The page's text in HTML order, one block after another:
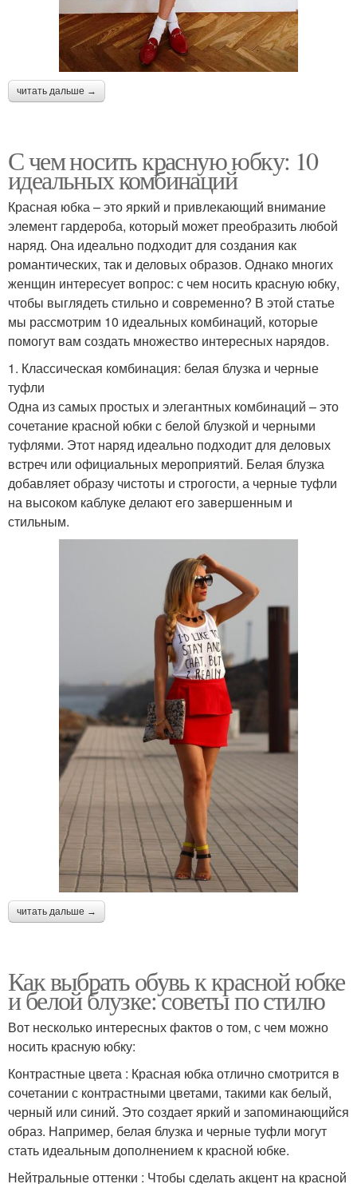
читать дальше →
С чем носить красную юбку: 10
идеальных комбинаций
Красная юбка – это яркий и привлекающий внимание
элемент гардероба, который может преобразить любой
наряд. Она идеально подходит для создания как
романтических, так и деловых образов. Однако многих
женщин интересует вопрос: с чем носить красную юбку,
чтобы выглядеть стильно и современно? В этой статье
мы рассмотрим 10 идеальных комбинаций, которые
помогут вам создать множество интересных нарядов.
1. Классическая комбинация: белая блузка и черные
туфли
Одна из самых простых и элегантных комбинаций – это
сочетание красной юбки с белой блузкой и черными
туфлями. Этот наряд идеально подходит для деловых
встреч или официальных мероприятий. Белая блузка
добавляет образу чистоты и строгости, а черные туфли
на высоком каблуке делают его завершенным и
стильным.
читать дальше →
Как выбрать обувь к красной юбке
и белой блузке: советы по стилю
Вот несколько интересных фактов о том, с чем можно
носить красную юбку:
Контрастные цвета : Красная юбка отлично смотрится в
сочетании с контрастными цветами, такими как белый,
черный или синий. Это создает яркий и запоминающийся
образ. Например, белая блузка и черные туфли могут
стать идеальным дополнением к красной юбке.
Нейтральные оттенки : Чтобы сделать акцент на красной